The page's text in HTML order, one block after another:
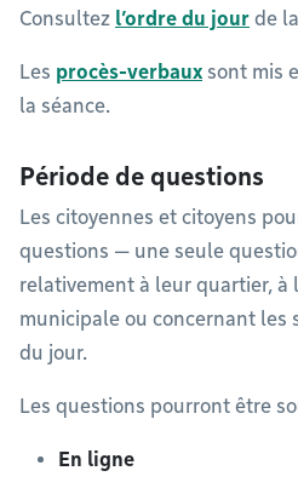
Consultez l’ordre du jour de
Les procès-verbaux sont mis
la séance.
Période de questions
Les citoyennes et citoyens
questions — une seule
relativement à leur quartier, à
municipale ou concernant les
du jour.
Les questions pourront être
En ligne